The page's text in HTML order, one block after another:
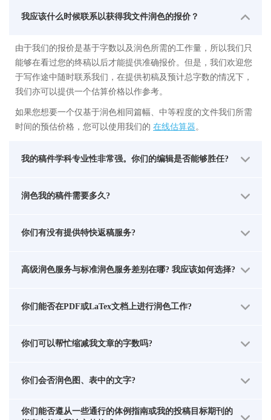
我应该什么时候联系以获得我文件润色的报价？
由于我们的报价是基于字数以及润色所需的工作量，所以我们只
能够在看过您的终稿以后才能提供准确报价。但是，我们欢迎您
于写作途中随时联系我们，在提供初稿及预计总字数的情况下，
我们亦可以提供一个估算价格以作参考。
如果您想要一个仅基于润色相同篇幅、中等程度的文件我们所需
时间的预估价格，您可以使用我们的 在线估算器。
我的稿件学科专业性非常强。你们的编辑是否能够胜任?
润色我的稿件需要多久?
你们有没有提供特快返稿服务?
高级润色服务与标准润色服务差别在哪? 我应该如何选择?
你们能否在PDF或LaTex文档上进行润色工作?
你们可以帮忙缩减我文章的字数吗?
你们会否润色图、表中的文字?
你们能否遵从一些通行的体例指南或我的投稿目标期刊的